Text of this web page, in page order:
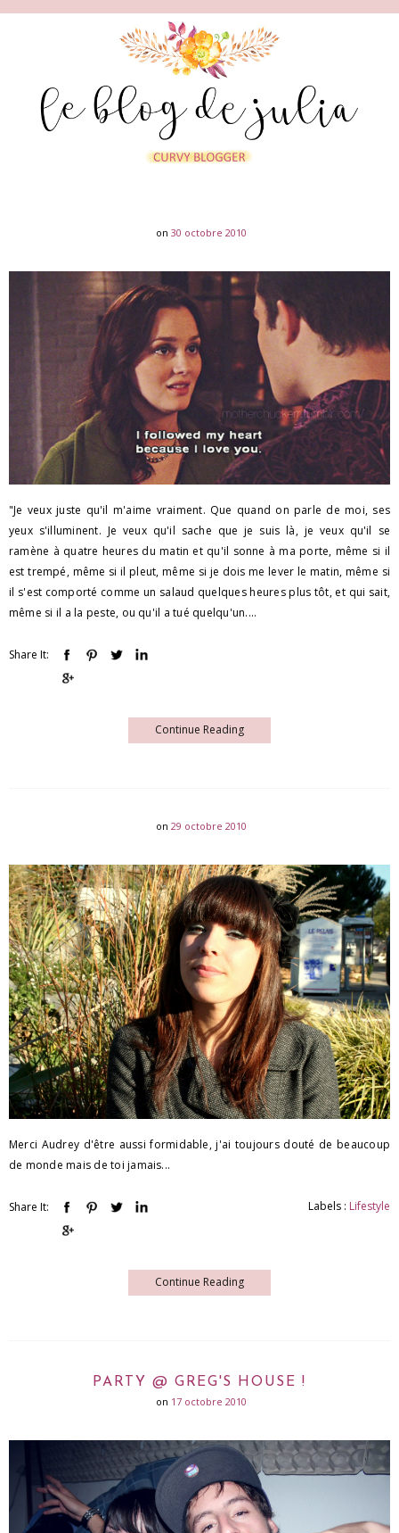
on 30 octobre 2010
"Je veux juste qu'il m'aime vraiment. Que quand on parle de moi, ses
yeux s'illuminent. Je veux qu'il sache que je suis là, je veux qu'il se
ramène à quatre heures du matin et qu'il sonne à ma porte, même si il
est trempé, même si il pleut, même si je dois me lever le matin, même si
il s'est comporté comme un salaud quelques heures plus tôt, et qui sait,
même si il a la peste, ou qu'il a tué quelqu'un....
Share It:
Continue Reading
on 29 octobre 2010
Merci Audrey d'être aussi formidable, j'ai toujours douté de beaucoup
de monde mais de toi jamais...
Share It: Labels : Lifestyle
Continue Reading
PARTY @ GREG'S HOUSE !
on 17 octobre 2010